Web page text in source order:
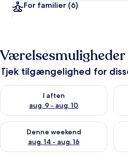
For familier (6)
Værelsesmuligheder
Tjek tilgængelighed for
I aften
aug. 9 - aug. 10
Tjek tilgængelighed for i aften aug.
Denne weekend
aug. 14 - aug. 16
Tjek tilgængelighed for denne